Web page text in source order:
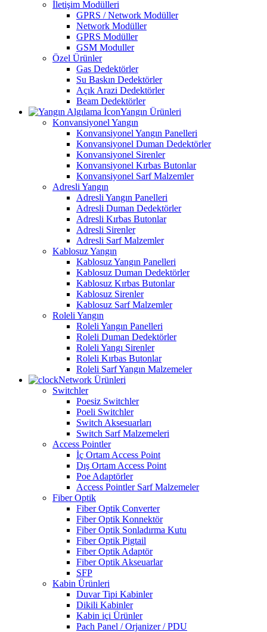
İletişim Modülleri
GPRS / Network Modüller
Network Modüller
GPRS Modüller
GSM Moduller
Özel Ürünler
Gas Dedektörler
Su Baskın Dedektörler
Açık Arazi Dedektörler
Beam Dedektörler
Yangın Ürünleri
Konvansiyonel Yangın
Konvansiyonel Yangın Panelleri
Konvansiyonel Duman Dedektörler
Konvansiyonel Sirenler
Konvansiyonel Kırbas Butonlar
Konvansiyonel Sarf Malzemler
Adresli Yangın
Adresli Yangın Panelleri
Adresli Duman Dedektörler
Adresli Kırbas Butonlar
Adresli Sirenler
Adresli Sarf Malzemler
Kablosuz Yangın
Kablosuz Yangın Panelleri
Kablosuz Duman Dedektörler
Kablosuz Kırbas Butonlar
Kablosuz Sirenler
Kablosuz Sarf Malzemler
Roleli Yangın
Roleli Yangın Panelleri
Roleli Duman Dedektörler
Roleli Yangı Sirenler
Roleli Kırbas Butonlar
Roleli Sarf Yangın Malzemeler
Network Ürünleri
Switchler
Poesiz Switchler
Poeli Switchler
Switch Aksesuarları
Switch Sarf Malzemeleri
Access Pointler
İç Ortam Access Point
Dış Ortam Access Point
Poe Adaptörler
Access Pointler Sarf Malzemeler
Fiber Optik
Fiber Optik Converter
Fiber Optik Konnektör
Fiber Optik Sonladırma Kutu
Fiber Optik Pigtail
Fiber Optik Adaptör
Fiber Optik Akseuarlar
SFP
Kabin Ürünleri
Duvar Tipi Kabinler
Dikili Kabinler
Kabin içi Ürünler
Pach Panel / Orjanizer / PDU